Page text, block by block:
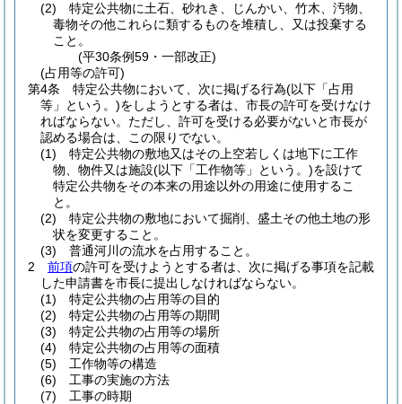
(2)
特定公共物に土石、砂れき、じんかい、竹木、汚物、
毒物その他これらに類するものを堆積し、又は投棄する
こと。
(平30条例59・一部改正)
(占用等の許可)
第4条
特定公共物において、次に掲げる行為(以下「占用
等」という。)をしようとする者は、市長の許可を受けなけ
ればならない。 ただし、許可を受ける必要がないと市長が
認める場合は、この限りでない。
(1)
特定公共物の敷地又はその上空若しくは地下に工作
物、物件又は施設(以下「工作物等」という。)を設けて
特定公共物をその本来の用途以外の用途に使用するこ
と。
(2)
特定公共物の敷地において掘削、盛土その他土地の形
状を変更すること。
(3)
普通河川の流水を占用すること。
2
前項の許可を受けようとする者は、次に掲げる事項を記載
した申請書を市長に提出しなければならない。
(1)
特定公共物の占用等の目的
(2)
特定公共物の占用等の期間
(3)
特定公共物の占用等の場所
(4)
特定公共物の占用等の面積
(5)
工作物等の構造
(6)
工事の実施の方法
(7)
工事の時期